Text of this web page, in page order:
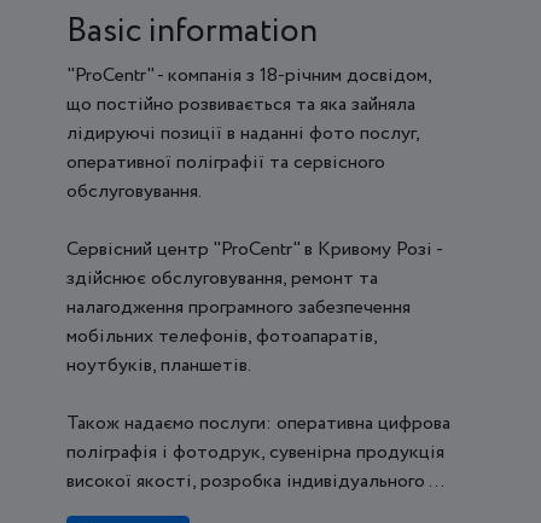
Basic information
"ProCentr" - компанія з 18-річним досвідом,
що постійно розвивається та яка зайняла
лідируючі позиції в наданні фото послуг,
оперативної поліграфії та сервісного
обслуговування.
Сервісний центр "ProCentr" в Кривому Розі -
здійснює обслуговування, ремонт та
налагодження програмного забезпечення
мобільних телефонів, фотоапаратів,
ноутбуків, планшетів.
Також надаємо послуги: оперативна цифрова
поліграфія і фотодрук, сувенірна продукція
високої якості, розробка індивідуального ...